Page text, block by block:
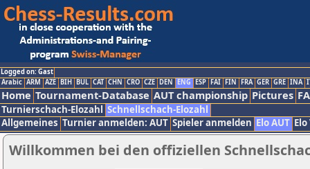
Logged on: Gast
Arabic ARM AZE BIH BUL CAT CHN CRO CZE DEN ENG ESP FAI FIN FRA GER GRE INA
Home Tournament-Database AUT championship Pictures
Turnierschach-Elozahl Schnellschach-Elozahl
Allgemeines Turnier anmelden: AUT Spieler anmelden Elo AUT
Willkommen bei den offiziellen